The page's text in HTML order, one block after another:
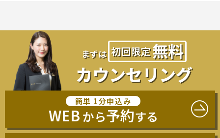
まずは 初回限定無料
カウンセリング
簡単 1分申込み
WEB から予約する